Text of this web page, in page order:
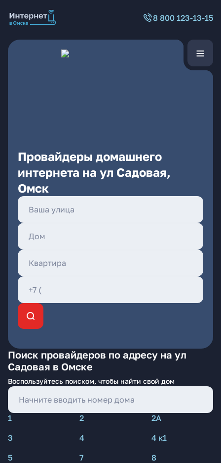
8 800 123-13-15
Провайдеры домашнего
интернета на ул Садовая,
Омск
Поиск провайдеров по адресу на ул
Садовая в Омске
Воспользуйтесь поиском, чтобы найти свой дом
1 2
2А
3
4
4 к1
5
7
8